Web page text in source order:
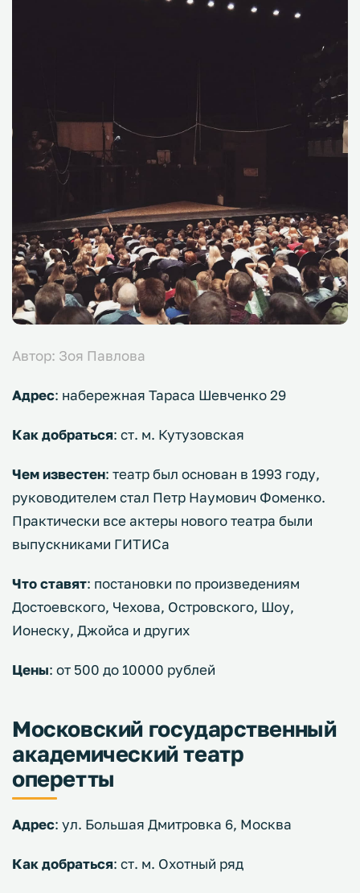
Автор: Зоя Павлова
Адрес: набережная Тараса Шевченко 29
Как добраться: ст. м. Кутузовская
Чем известен: театр был основан в 1993 году,
руководителем стал Петр Наумович Фоменко.
Практически все актеры нового театра были
выпускниками ГИТИСа
Что ставят: постановки по произведениям
Достоевского, Чехова, Островского, Шоу,
Ионеску, Джойса и других
Цены: от 500 до 10000 рублей
Московский государственный
академический театр
оперетты
Адрес: ул. Большая Дмитровка 6, Москва
Как добраться: ст. м. Охотный ряд